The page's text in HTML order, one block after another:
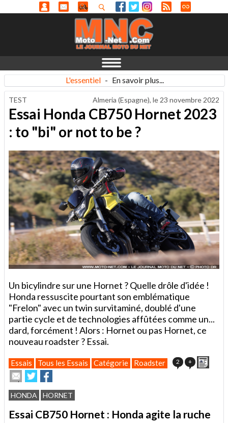
L'essentiel - En savoir plus...
TEST Almeria (Espagne), le 23 novembre 2022
Essai Honda CB750 Hornet 2023
: to "bi" or not to be ?
Un bicylindre sur une Hornet ? Quelle drôle d'idée !
Honda ressuscite pourtant son emblématique
"Frelon" avec un twin survitaminé, doublé d'une
partie cycle et de technologies affûtées comme un...
dard, forcément ! Alors : Hornet ou pas Hornet, ce
nouveau roadster ? Essai.
Essais Tous les Essais Catégorie Roadster 2 +
Envoyer
cet
article
à
un
ami
Partager
sur
Twitter
sur
Facebook
HONDA HORNET
Essai CB750 Hornet : Honda agite la ruche